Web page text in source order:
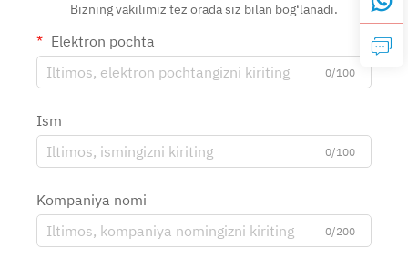
Bizning vakilimiz tez orada siz bilan bog‘lanadi.
Elektron pochta
0/100
Ism
0/100
Kompaniya nomi
0/200